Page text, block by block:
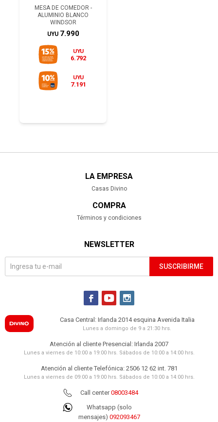
MESA DE COMEDOR -
ALUMINIO BLANCO
WINDSOR
UYU 7.990
UYU
6.792
UYU
7.191
LA EMPRESA
Casas Divino
COMPRA
Términos y condiciones
NEWSLETTER
SUSCRIBIRME
  
Casa Central: Irlanda 2014 esquina Avenida Italia
Lunes a domingo de 9 a 21:30 hrs.
Atención al cliente Presencial: Irlanda 2007
Lunes a viernes de 10:00 a 19:00 hrs. Sábados de 10:00 a 14:00 hrs.
Atención al cliente Telefónica: 2506 12 62 int. 781
Lunes a viernes de 09:00 a 19:00 hrs. Sábados de 10:00 a 14:00 hrs.
Call center08003484
Whatsapp (solo
mensajes) 092093467